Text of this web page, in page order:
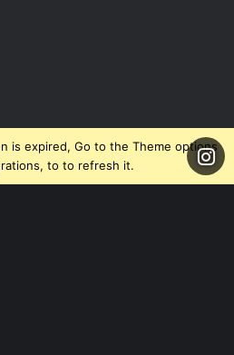
is expired, Go to the Theme options
to to refresh it.